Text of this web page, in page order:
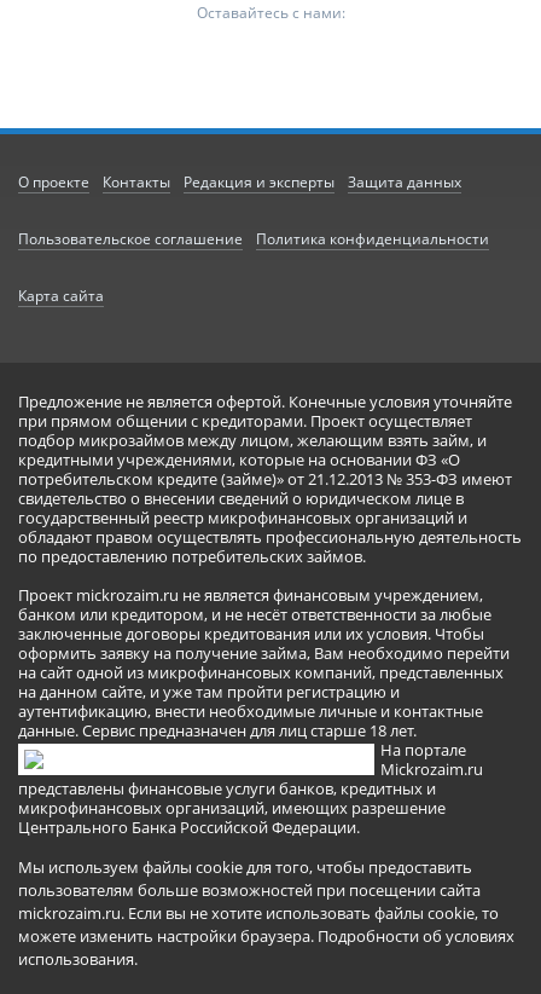
Оставайтесь с нами:
О проекте Контакты Редакция и эксперты Защита данных
Пользовательское соглашение Политика конфиденциальности
Карта сайта
Предложение не является офертой. Конечные условия уточняйте
при прямом общении с кредиторами. Проект осуществляет
подбор микрозаймов между лицом, желающим взять займ, и
кредитными учреждениями, которые на основании ФЗ «О
потребительском кредите (займе)» от 21.12.2013 № 353-ФЗ имеют
свидетельство о внесении сведений о юридическом лице в
государственный реестр микрофинансовых организаций и
обладают правом осуществлять профессиональную деятельность
по предоставлению потребительских займов.
Проект mickrozaim.ru не является финансовым учреждением,
банком или кредитором, и не несёт ответственности за любые
заключенные договоры кредитования или их условия. Чтобы
оформить заявку на получение займа, Вам необходимо перейти
на сайт одной из микрофинансовых компаний, представленных
на данном сайте, и уже там пройти регистрацию и
аутентификацию, внести необходимые личные и контактные
данные. Сервис предназначен для лиц старше 18 лет.
На портале
Mickrozaim.ru
представлены финансовые услуги банков, кредитных и
микрофинансовых организаций, имеющих разрешение
Центрального Банка Российской Федерации.
Мы используем файлы cookie для того, чтобы предоставить
пользователям больше возможностей при посещении сайта
mickrozaim.ru. Если вы не хотите использовать файлы cookie, то
можете изменить настройки браузера. Подробности об условиях
использования.